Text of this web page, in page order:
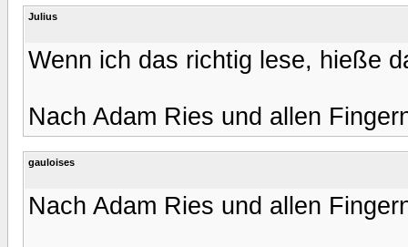
Julius
Wenn ich das richtig lese, hieße
Nach Adam Ries und allen
gauloises
Nach Adam Ries und allen